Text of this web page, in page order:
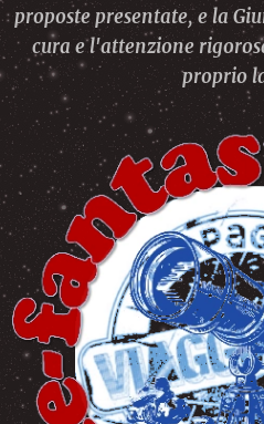
proposte presentate, e la
cura e l'attenzione
proprio